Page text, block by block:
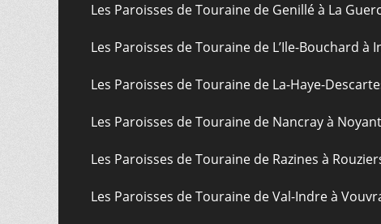
Les Paroisses de Touraine de Genillé à La
Les Paroisses de Touraine de L’Ile-Bouchard à
Les Paroisses de Touraine de La-Haye-
Les Paroisses de Touraine de Nancray à
Les Paroisses de Touraine de Razines à
Les Paroisses de Touraine de Val-Indre à